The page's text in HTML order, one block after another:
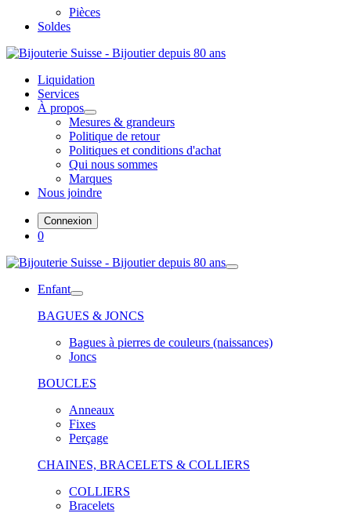
Pièces
Soldes
Liquidation
Services
À propos
Mesures & grandeurs
Politique de retour
Politiques et conditions d'achat
Qui nous sommes
Marques
Nous joindre
Connexion
0
Enfant
BAGUES & JONCS
Bagues à pierres de couleurs (naissances)
Joncs
BOUCLES
Anneaux
Fixes
Perçage
CHAINES, BRACELETS & COLLIERS
COLLIERS
Bracelets